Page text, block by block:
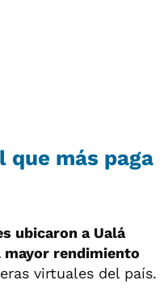
más paga
ubicaron a Ualá
rendimiento
virtuales del país.